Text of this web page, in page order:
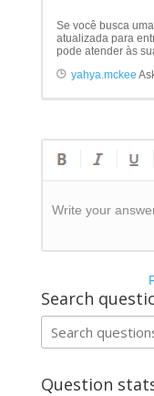
Se você busca
atualizada para
pode atender às
yahya.mckee
Write your
Search
Question